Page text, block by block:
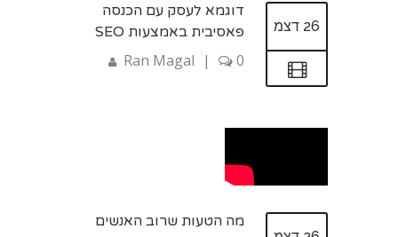
26 דצמ
דוגמא לעסק עם הכנסה
פאסיבית באמצעות SEO
Ran Magal | 0
מה הטעות שרוב האנשים